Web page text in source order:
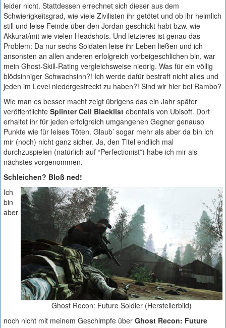
leider nicht. Stattdessen errechnet sich dieser aus dem
Schwierigkeitsgrad, wie viele Zivilisten ihr getötet und ob ihr heimlich
still und leise Feinde über den Jordan geschickt habt bzw. wie
Akkurat/mit wie vielen Headshots. Und letzteres ist genau das
Problem: Da nur sechs Soldaten leise ihr Leben ließen und ich
ansonsten an allen anderen erfolgreich vorbeigeschlichen bin, war
mein Ghost-Skill-Rating vergleichsweise niedrig. Was für ein völlig
blödsinniger Schwachsinn?! Ich werde dafür bestraft nicht alles und
jeden im Level niedergestreckt zu haben?! Sind wir hier bei Rambo?
Wie man es besser macht zeigt übrigens das ein Jahr später
veröffentlichte Splinter Cell Blacklist ebenfalls von Ubisoft. Dort
erhaltet ihr für jeden erfolgreich umgangenen Gegner genauso
Punkte wie für leises Töten. Glaub’ sogar mehr als aber da bin ich
mir (noch) nicht ganz sicher. Ja, den Titel endlich mal
durchzuspielen (natürlich auf “Perfectionist”) habe ich mir als
nächstes vorgenommen.
Schleichen? Bloß ned!
Ghost Recon: Future Soldier (Herstellerbild)
Ich
bin
aber
noch nicht mit meinem Geschimpfe über Ghost Recon: Future